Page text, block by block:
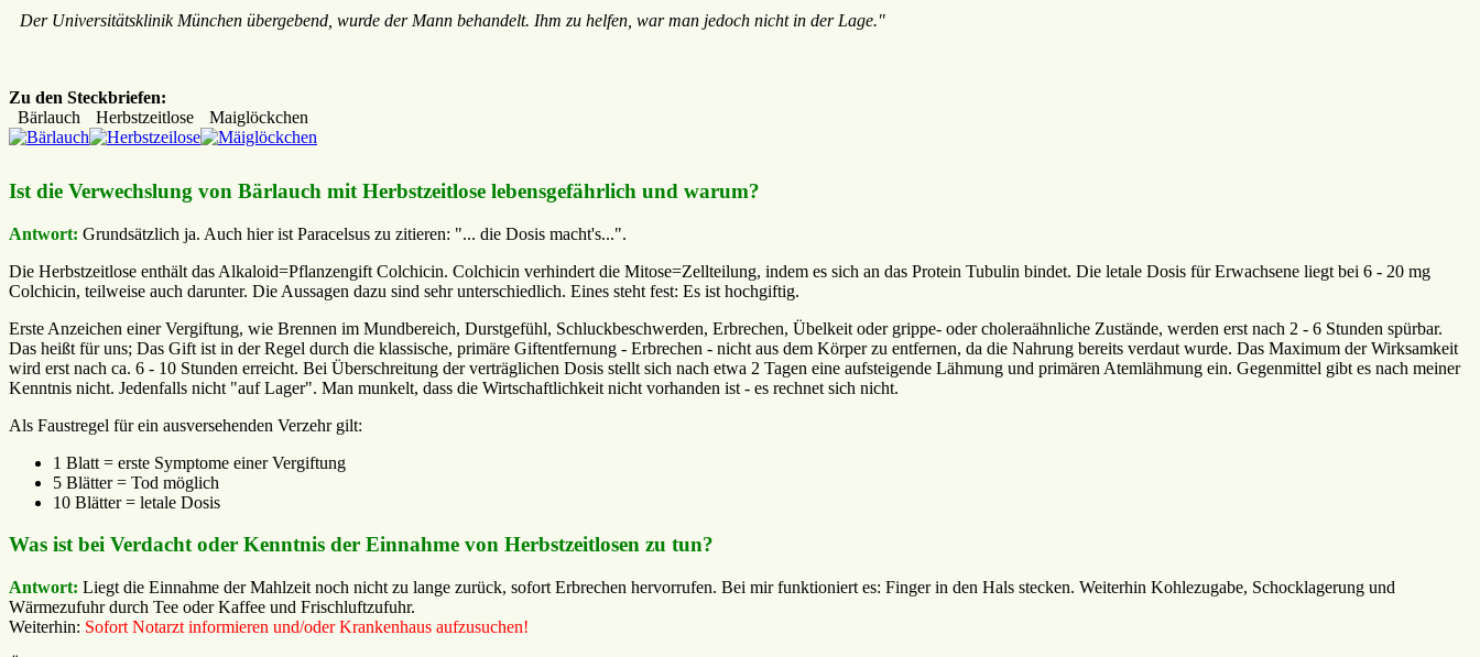
Der Universitätsklinik München übergebend, wurde der Mann behandelt. Ihm zu helfen, war man jedoch nicht in der Lage."
Zu den Steckbriefen:
Bärlauch
Herbstzeitlose Maiglöckchen
Ist die Verwechslung von Bärlauch mit Herbstzeitlose lebensgefährlich und warum?
Antwort: Grundsätzlich ja. Auch hier ist Paracelsus zu zitieren: "... die Dosis macht's...".
Die Herbstzeitlose enthält das Alkaloid=Pflanzengift Colchicin. Colchicin verhindert die Mitose=Zellteilung, indem es sich an das Protein Tubulin bindet. Die letale Dosis für Erwachsene liegt bei 6 - 20 mg
Colchicin, teilweise auch darunter. Die Aussagen dazu sind sehr unterschiedlich. Eines steht fest: Es ist hochgiftig.
Erste Anzeichen einer Vergiftung, wie Brennen im Mundbereich, Durstgefühl, Schluckbeschwerden, Erbrechen, Übelkeit oder grippe- oder choleraähnliche Zustände, werden erst nach 2 - 6 Stunden spürbar.
Das heißt für uns; Das Gift ist in der Regel durch die klassische, primäre Giftentfernung - Erbrechen - nicht aus dem Körper zu entfernen, da die Nahrung bereits verdaut wurde. Das Maximum der Wirksamkeit
wird erst nach ca. 6 - 10 Stunden erreicht. Bei Überschreitung der verträglichen Dosis stellt sich nach etwa 2 Tagen eine aufsteigende Lähmung und primären Atemlähmung ein. Gegenmittel gibt es nach meiner
Kenntnis nicht. Jedenfalls nicht "auf Lager". Man munkelt, dass die Wirtschaftlichkeit nicht vorhanden ist - es rechnet sich nicht.
Als Faustregel für ein ausversehenden Verzehr gilt:
1 Blatt = erste Symptome einer Vergiftung
5 Blätter = Tod möglich
10 Blätter = letale Dosis
Was ist bei Verdacht oder Kenntnis der Einnahme von Herbstzeitlosen zu tun?
Antwort: Liegt die Einnahme der Mahlzeit noch nicht zu lange zurück, sofort Erbrechen hervorrufen. Bei mir funktioniert es: Finger in den Hals stecken. Weiterhin Kohlezugabe, Schocklagerung und
Wärmezufuhr durch Tee oder Kaffee und Frischluftzufuhr.
Weiterhin: Sofort Notarzt informieren und/oder Krankenhaus aufzusuchen!